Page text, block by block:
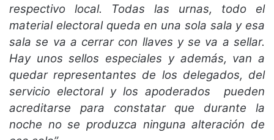
respectivo local. Todas las urnas, todo el
material electoral queda en una sola sala y esa
sala se va a cerrar con llaves y se va a sellar.
Hay unos sellos especiales y además, van a
quedar representantes de los delegados, del
servicio electoral y los apoderados pueden
acreditarse para constatar que durante la
noche no se produzca ninguna alteración de